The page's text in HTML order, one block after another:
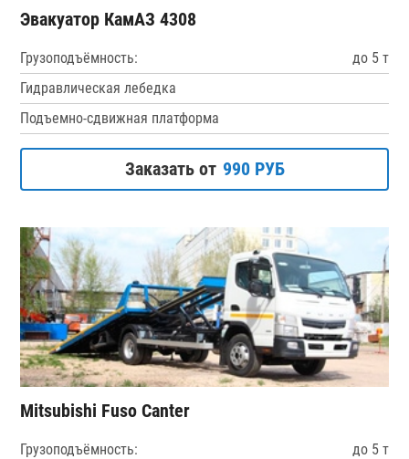
Эвакуатор КамАЗ 4308
Грузоподъёмность:
до 5 т
Гидравлическая лебедка
Подъемно-сдвижная платформа
Заказать от 990 РУБ
Mitsubishi Fuso Canter
Грузоподъёмность:
до 5 т